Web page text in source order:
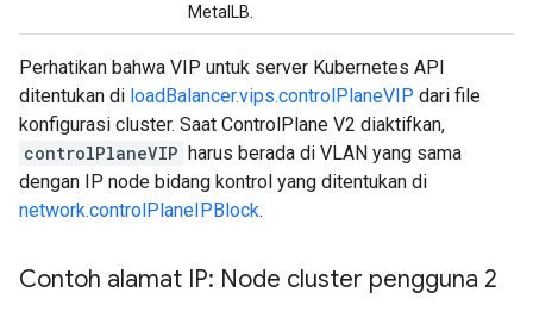
MetalLB.
Perhatikan bahwa VIP untuk server Kubernetes API
ditentukan di loadBalancer.vips.controlPlaneVIP dari file
konfigurasi cluster. Saat ControlPlane V2 diaktifkan,
controlPlaneVIP harus berada di VLAN yang sama
dengan IP node bidang kontrol yang ditentukan di
network.controlPlaneIPBlock.
Contoh alamat IP: Node cluster pengguna 2